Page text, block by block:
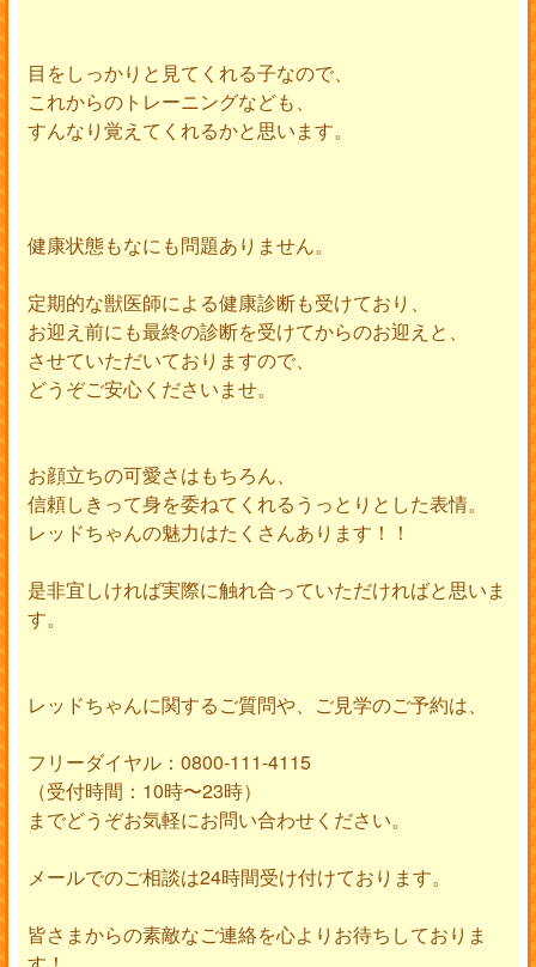
目をしっかりと見てくれる子なので、
これからのトレーニングなども、
すんなり覚えてくれるかと思います。
健康状態もなにも問題ありません。
定期的な獣医師による健康診断も受けており、
お迎え前にも最終の診断を受けてからのお迎えと、
させていただいておりますので、
どうぞご安心くださいませ。
お顔立ちの可愛さはもちろん、
信頼しきって身を委ねてくれるうっとりとした表情。
レッドちゃんの魅力はたくさんあります！！
是非宜しければ実際に触れ合っていただければと思いま
す。
レッドちゃんに関するご質問や、ご見学のご予約は、
フリーダイヤル：0800-111-4115
（受付時間：10時〜23時）
までどうぞお気軽にお問い合わせください。
メールでのご相談は24時間受け付けております。
皆さまからの素敵なご連絡を心よりお待ちしておりま